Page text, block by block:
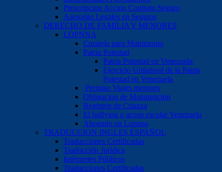
Prescripcion Accion Contrato Seguro
Asesorias Legales en Seguros
DERECHO DE FAMILIA Y MENORES
LOPNNA
Curatela para Matrimonio
Patria Potestad
Patria Potestad en Venezuela
Ejercicio Unilateral de la Patria
Potestad en Venezuela
Permiso Viajes menores
Obligacion de Manutencion
Regimen de Crianza
El bullying o acoso escolar Venezuela
Abogado en Lopnna
TRADUCCION INGLES ESPAÑOL
Traducciones Certificadas
Traducción Jurídica
Intérpretes Públicos
Traducciones Certificadas